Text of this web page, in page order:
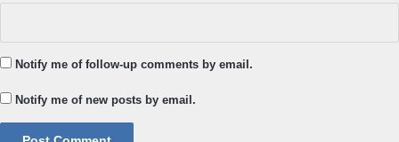
Notify me of follow-up comments by email.
Notify me of new posts by email.